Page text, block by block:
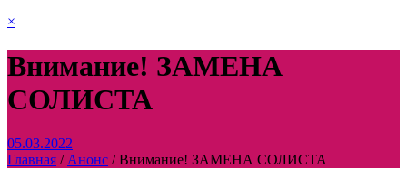
×
Внимание! ЗАМЕНА
СОЛИСТА
05.03.2022
Главная / Анонс /Внимание! ЗАМЕНА СОЛИСТА